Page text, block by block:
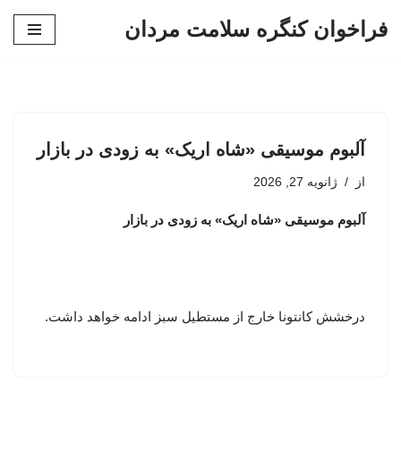
فراخوان کنگره سلامت مردان
آلبوم موسیقی «شاه اریک» به زودی در بازار
از ژانویه 27, 2026
آلبوم موسیقی «شاه اریک» به زودی در بازار
درخشش کانتونا خارج از مستطیل سبز ادامه خواهد داشت.